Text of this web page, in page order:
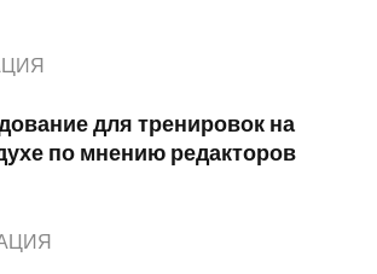
для тренировок на
по мнению редакторов